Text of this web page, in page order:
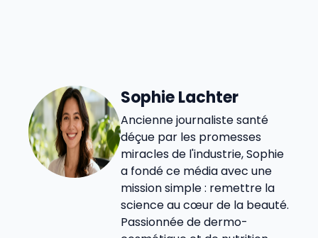
Sophie Lachter
Ancienne journaliste santé
déçue par les promesses
miracles de l'industrie, Sophie
a fondé ce média avec une
mission simple : remettre la
science au cœur de la beauté.
Passionnée de dermo-